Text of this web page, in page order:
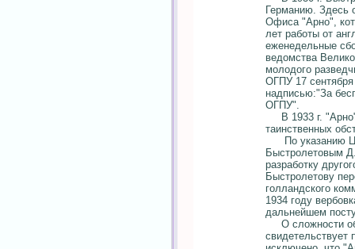
Германию. Здесь
Офиса "Арно",
лет работы от
еженедельные
ведомства
молодого
ОГПУ 17
надписью:"За
ОГПУ".
В 1933 г. "Арно"
таинственных
По указанию
Быстролетовым
разработку
Быстролетову
голландского
1934 году
дальнейшем
О сложности
свидетельствует